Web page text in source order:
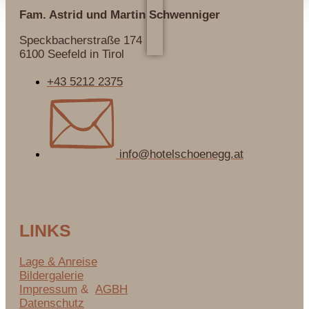
Fam. Astrid und Martin Schwenniger
Speckbacherstraße 174
6100 Seefeld in Tirol
+43 5212 2375
info@hotelschoenegg.at
LINKS
Lage & Anreise
Bildergalerie
Impressum & AGBH
Datenschutz